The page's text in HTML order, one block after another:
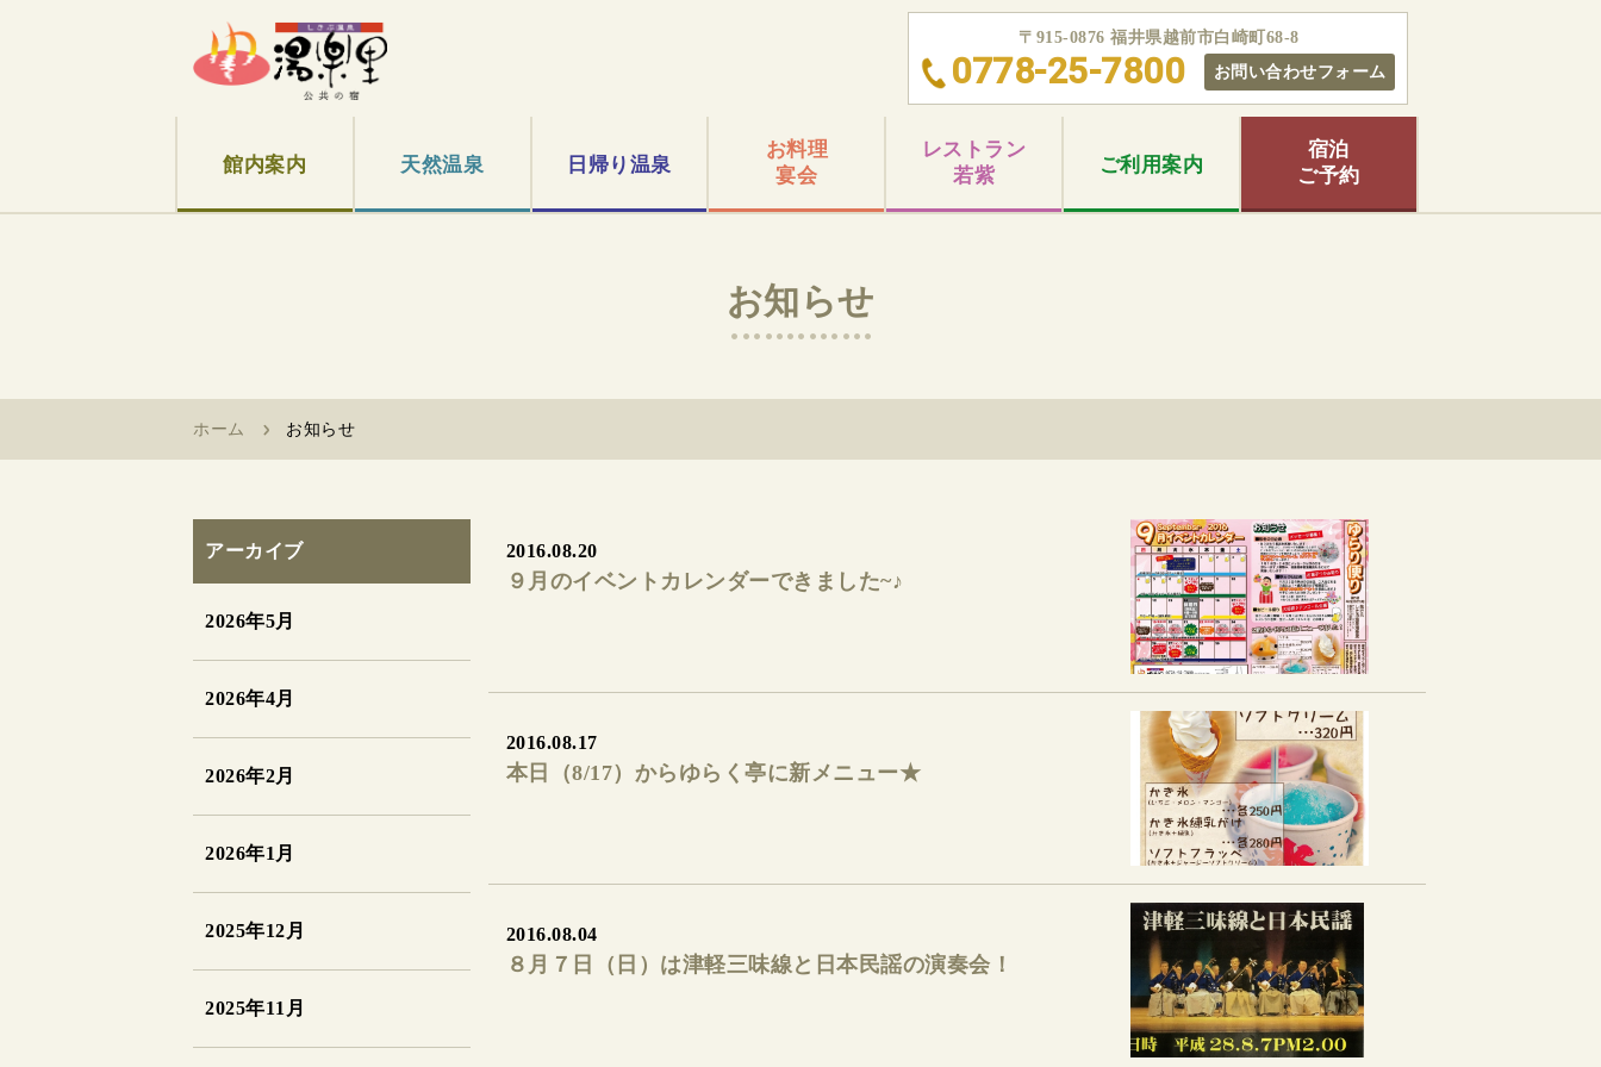
〒915-0876 福井県越前市白崎町68-8
0778-25-7800 お問い合わせフォーム
館内案内 天然温泉 日帰り 温泉
お料理
宴会
レストラン
若紫
ご利用案内
宿泊
ご予約
お知らせ
ホーム お知らせ
アーカイブ
2026年5月
2026年4月
2026年2月
2026年1月
2025年12月
2025年11月
2016.08.20
９月のイベントカレンダーできました~♪
2016.08.17
本日（8/17）からゆらく亭に新メニュー★
2016.08.04
８月７日（日）は津軽三味線と日本民謡の演奏会！